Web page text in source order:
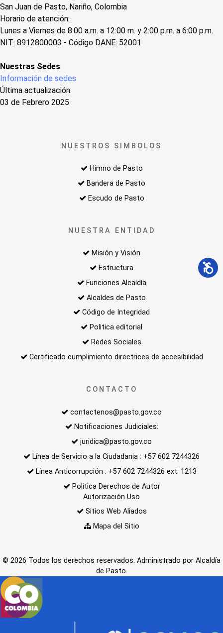
San Juan de Pasto, Nariño, Colombia
Horario de atención:
Lunes a Viernes de 8:00 a.m. a 12:00 m. y 2:00 p.m. a 6:00 p.m.
NIT: 8912800003 - Código DANE: 52001
Nuestras Sedes
Información de sedes
Última actualización:
03 de Febrero 2025
NUESTROS SIMBOLOS
Himno de Pasto
Bandera de Pasto
Escudo de Pasto
NUESTRA ENTIDAD
Misión y Visión
Estructura
Funciones Alcaldía
Alcaldes de Pasto
Código de Integridad
Politica editorial
Redes Sociales
Certificado cumplimiento directrices de accesibilidad
CONTACTO
contactenos@pasto.gov.co
Notificaciones Judiciales:
juridica@pasto.gov.co
Línea de Servicio a la Ciudadania : +57 602 7244326
Línea Anticorrupción : +57 602 7244326 ext. 1213
Política Derechos de Autor
Autorización Uso
Sitios Web Aliados
Mapa del Sitio
© 2026 Todos los derechos reservados. Administrado por Alcaldía
de Pasto.